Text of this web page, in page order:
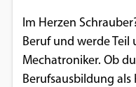
Im Herzen
Beruf und werde Teil
Mechatroniker. Ob
Berufsausbildung